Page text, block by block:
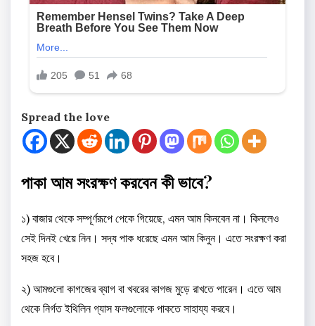
Spread the love
পাকা আম সংরক্ষণ করবেন কী ভাবে?
১) বাজার থেকে সম্পূর্ণরূপে পেকে গিয়েছে, এমন আম কিনবেন না। কিনলেও
সেই দিনই খেয়ে নিন। সদ্য পাক ধরেছে এমন আম কিনুন। এতে সংরক্ষণ করা
সহজ হবে।
২) আমগুলো কাগজের ব্যাগ বা খবরের কাগজ মুড়ে রাখতে পারেন। এতে আম
থেকে নির্গত ইথিলিন গ্যাস ফলগুলোকে পাকতে সাহায্য করবে।